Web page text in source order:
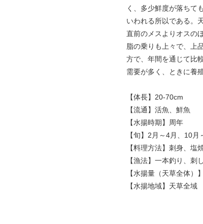
く、多少鮮度が落ちて
いわれる所以である。
直前のメスよりオスの
脂の乗りも上々で、上
方で、年間を通じて比
需要が多く、ときに養
【体長】20-70cm
【流通】活魚、鮮魚
【水揚時期】周年
【旬】2月～4月、10月
【料理方法】刺身、塩
【漁法】一本釣り、刺
【水揚量（天草全体）
【水揚地域】天草全域